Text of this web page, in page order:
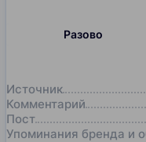
Разово
Источник
Комментарий
Пост
Упоминания бренда и